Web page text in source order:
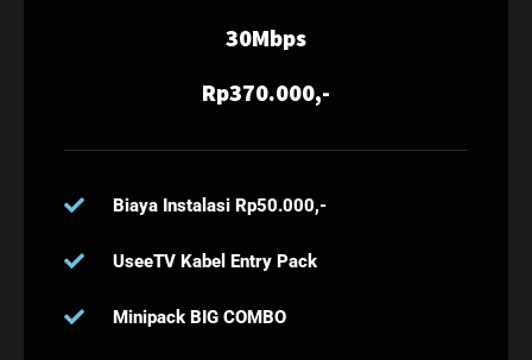
30Mbps
Rp370.000,-
Biaya Instalasi Rp50.000,-
UseeTV Kabel Entry Pack
Minipack BIG COMBO